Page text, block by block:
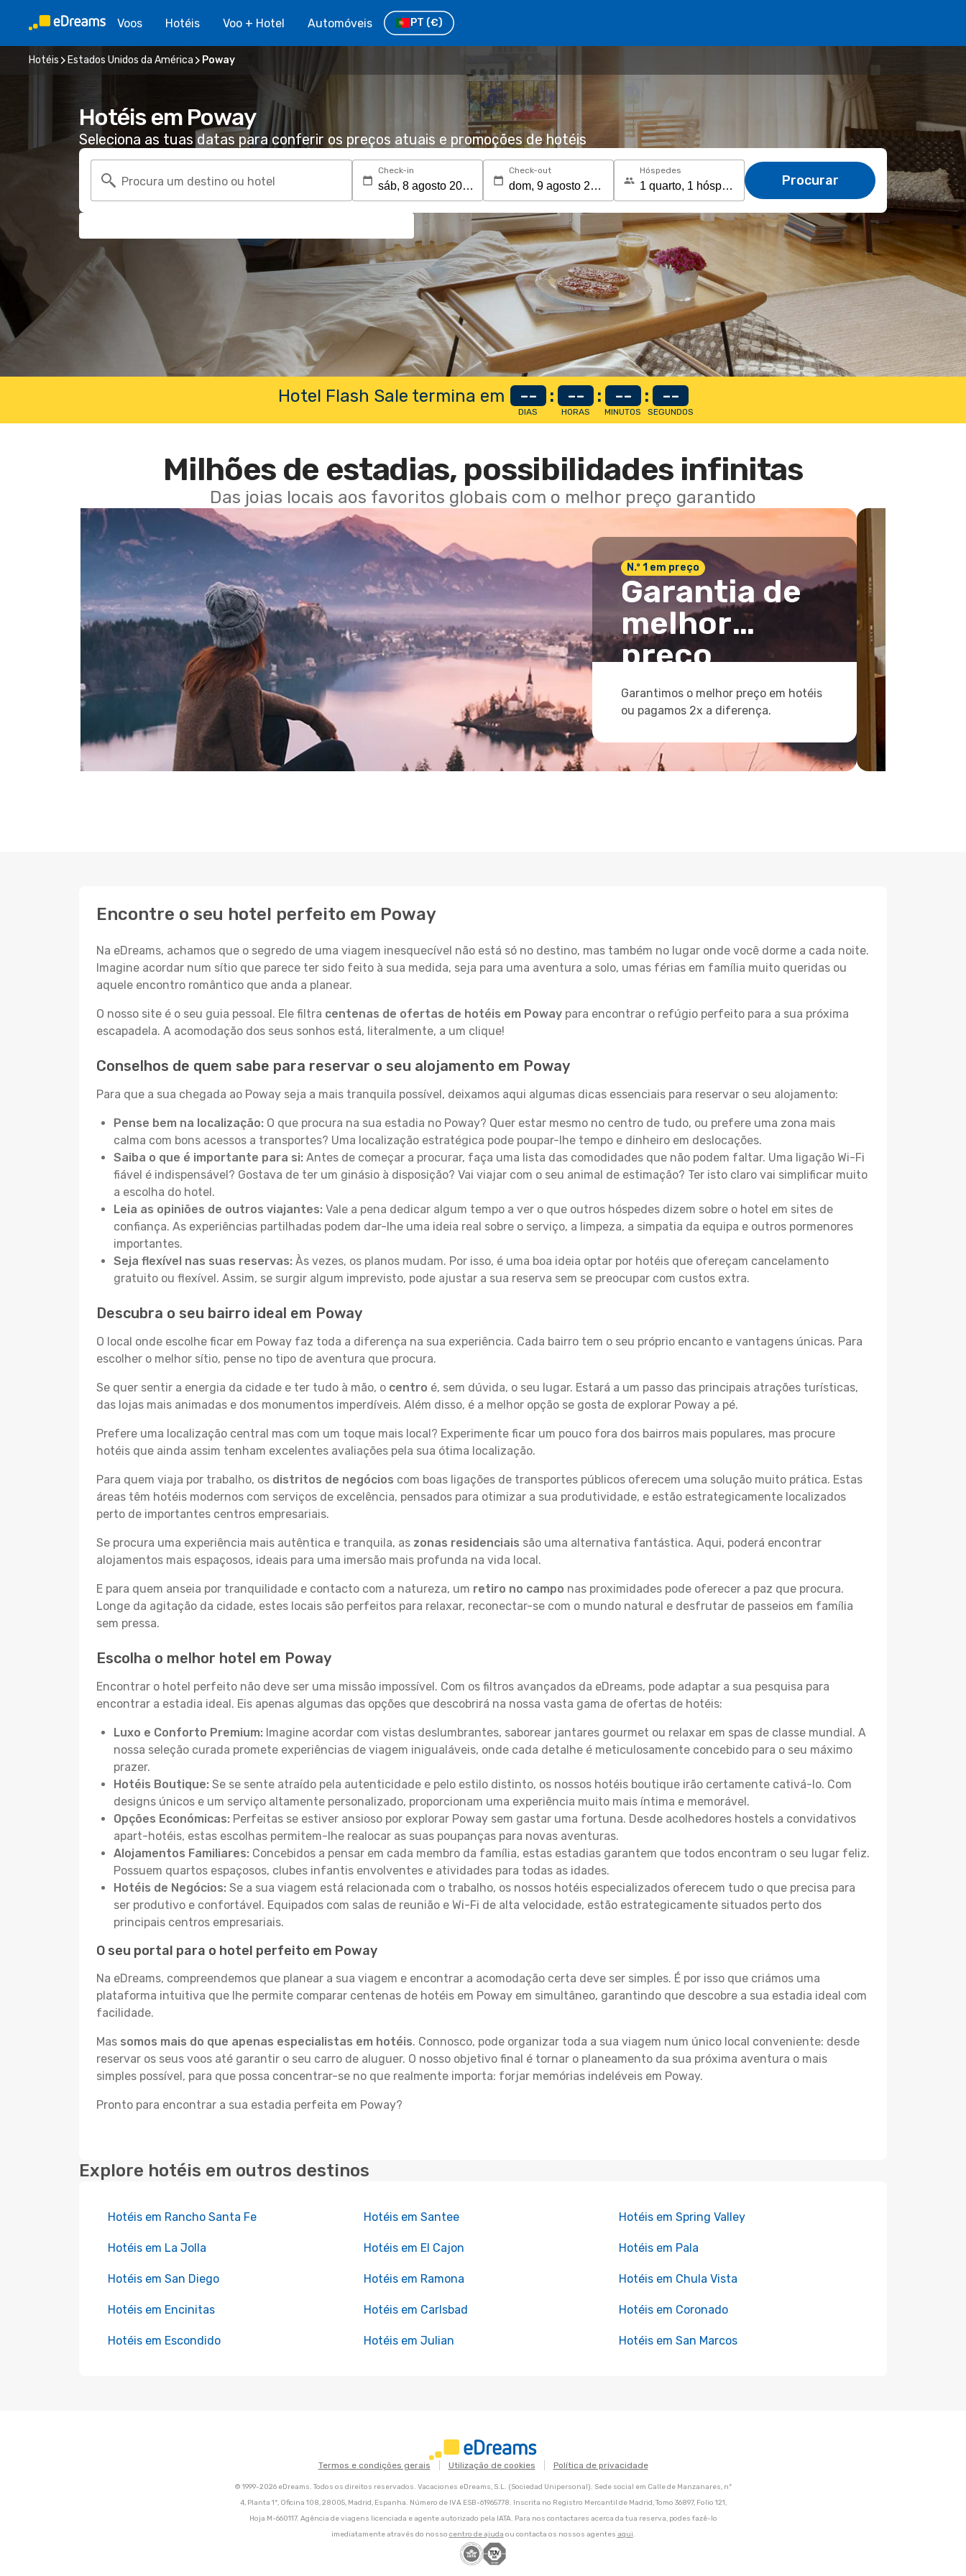
Voos Hotéis Voo + Hotel Automóveis PT (€)
Hotéis Estados Unidos da América Poway
Hotéis em Poway
Seleciona as tuas datas para conferir os preços atuais e promoções de hotéis
Procura um destino ou hotel
Check-in Check-out Hóspedes
Procurar
Hotel Flash Sale termina em --
DIAS
: --
HORAS
: --
MINUTOS
: --
SEGUNDOS
Milhões de estadias, possibilidades infinitas
Das joias locais aos favoritos globais com o melhor preço garantido
N.º 1 em preço
Garantia de
melhor
preço
Garantimos o melhor preço em hotéis
ou pagamos 2x a diferença.
Encontre o seu hotel perfeito em Poway
Na eDreams, achamos que o segredo de uma viagem inesquecível não está só no destino, mas também no lugar onde você dorme a cada noite.
Imagine acordar num sítio que parece ter sido feito à sua medida, seja para uma aventura a solo, umas férias em família muito queridas ou
aquele encontro romântico que anda a planear.
O nosso site é o seu guia pessoal. Ele filtra centenas de ofertas de hotéis em Poway para encontrar o refúgio perfeito para a sua próxima
escapadela. A acomodação dos seus sonhos está, literalmente, a um clique!
Conselhos de quem sabe para reservar o seu alojamento em Poway
Para que a sua chegada ao Poway seja a mais tranquila possível, deixamos aqui algumas dicas essenciais para reservar o seu alojamento:
Pense bem na localização: O que procura na sua estadia no Poway? Quer estar mesmo no centro de tudo, ou prefere uma zona mais
calma com bons acessos a transportes? Uma localização estratégica pode poupar-lhe tempo e dinheiro em deslocações.
Saiba o que é importante para si: Antes de começar a procurar, faça uma lista das comodidades que não podem faltar. Uma ligação Wi-Fi
fiável é indispensável? Gostava de ter um ginásio à disposição? Vai viajar com o seu animal de estimação? Ter isto claro vai simplificar muito
a escolha do hotel.
Leia as opiniões de outros viajantes: Vale a pena dedicar algum tempo a ver o que outros hóspedes dizem sobre o hotel em sites de
confiança. As experiências partilhadas podem dar-lhe uma ideia real sobre o serviço, a limpeza, a simpatia da equipa e outros pormenores
importantes.
Seja flexível nas suas reservas: Às vezes, os planos mudam. Por isso, é uma boa ideia optar por hotéis que ofereçam cancelamento
gratuito ou flexível. Assim, se surgir algum imprevisto, pode ajustar a sua reserva sem se preocupar com custos extra.
Descubra o seu bairro ideal em Poway
O local onde escolhe ficar em Poway faz toda a diferença na sua experiência. Cada bairro tem o seu próprio encanto e vantagens únicas. Para
escolher o melhor sítio, pense no tipo de aventura que procura.
Se quer sentir a energia da cidade e ter tudo à mão, o centro é, sem dúvida, o seu lugar. Estará a um passo das principais atrações turísticas,
das lojas mais animadas e dos monumentos imperdíveis. Além disso, é a melhor opção se gosta de explorar Poway a pé.
Prefere uma localização central mas com um toque mais local? Experimente ficar um pouco fora dos bairros mais populares, mas procure
hotéis que ainda assim tenham excelentes avaliações pela sua ótima localização.
Para quem viaja por trabalho, os distritos de negócios com boas ligações de transportes públicos oferecem uma solução muito prática. Estas
áreas têm hotéis modernos com serviços de excelência, pensados para otimizar a sua produtividade, e estão estrategicamente localizados
perto de importantes centros empresariais.
Se procura uma experiência mais autêntica e tranquila, as zonas residenciais são uma alternativa fantástica. Aqui, poderá encontrar
alojamentos mais espaçosos, ideais para uma imersão mais profunda na vida local.
E para quem anseia por tranquilidade e contacto com a natureza, um retiro no campo nas proximidades pode oferecer a paz que procura.
Longe da agitação da cidade, estes locais são perfeitos para relaxar, reconectar-se com o mundo natural e desfrutar de passeios em família
sem pressa.
Escolha o melhor hotel em Poway
Encontrar o hotel perfeito não deve ser uma missão impossível. Com os filtros avançados da eDreams, pode adaptar a sua pesquisa para
encontrar a estadia ideal. Eis apenas algumas das opções que descobrirá na nossa vasta gama de ofertas de hotéis:
Luxo e Conforto Premium: Imagine acordar com vistas deslumbrantes, saborear jantares gourmet ou relaxar em spas de classe mundial. A
nossa seleção curada promete experiências de viagem inigualáveis, onde cada detalhe é meticulosamente concebido para o seu máximo
prazer.
Hotéis Boutique: Se se sente atraído pela autenticidade e pelo estilo distinto, os nossos hotéis boutique irão certamente cativá-lo. Com
designs únicos e um serviço altamente personalizado, proporcionam uma experiência muito mais íntima e memorável.
Opções Económicas: Perfeitas se estiver ansioso por explorar Poway sem gastar uma fortuna. Desde acolhedores hostels a convidativos
apart-hotéis, estas escolhas permitem-lhe realocar as suas poupanças para novas aventuras.
Alojamentos Familiares: Concebidos a pensar em cada membro da família, estas estadias garantem que todos encontram o seu lugar feliz.
Possuem quartos espaçosos, clubes infantis envolventes e atividades para todas as idades.
Hotéis de Negócios: Se a sua viagem está relacionada com o trabalho, os nossos hotéis especializados oferecem tudo o que precisa para
ser produtivo e confortável. Equipados com salas de reunião e Wi-Fi de alta velocidade, estão estrategicamente situados perto dos
principais centros empresariais.
O seu portal para o hotel perfeito em Poway
Na eDreams, compreendemos que planear a sua viagem e encontrar a acomodação certa deve ser simples. É por isso que criámos uma
plataforma intuitiva que lhe permite comparar centenas de hotéis em Poway em simultâneo, garantindo que descobre a sua estadia ideal com
facilidade.
Mas somos mais do que apenas especialistas em hotéis. Connosco, pode organizar toda a sua viagem num único local conveniente: desde
reservar os seus voos até garantir o seu carro de aluguer. O nosso objetivo final é tornar o planeamento da sua próxima aventura o mais
simples possível, para que possa concentrar-se no que realmente importa: forjar memórias indeléveis em Poway.
Pronto para encontrar a sua estadia perfeita em Poway?
Explore hotéis em outros destinos
Hotéis em Rancho Santa Fe Hotéis em Santee Hotéis em Spring Valley
Hotéis em La Jolla Hotéis em El Cajon Hotéis em Pala
Hotéis em San Diego Hotéis em Ramona Hotéis em Chula Vista
Hotéis em Encinitas Hotéis em Carlsbad Hotéis em Coronado
Hotéis em Escondido Hotéis em Julian Hotéis em San Marcos
Termos e condições gerais Utilização de cookies Política de privacidade
© 1999-2026 eDreams. Todos os direitos reservados. Vacaciones eDreams, S.L. (Sociedad Unipersonal). Sede social em Calle de Manzanares, nº
4, Planta 1ª, Oficina 108, 28005, Madrid, Espanha. Número de IVA ESB-61965778. Inscrita no Registro Mercantil de Madrid, Tomo 36897, Folio 121,
Hoja M-660117. Agência de viagens licenciada e agente autorizado pela IATA. Para nos contactares acerca da tua reserva, podes fazê-lo
imediatamente através do nosso centro de ajuda ou contacta os nossos agentes aqui.